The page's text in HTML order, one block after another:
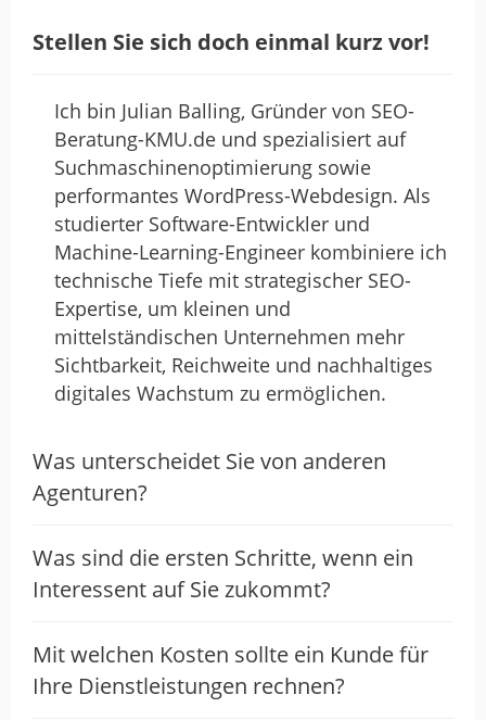
Stellen Sie sich doch einmal kurz vor!
Ich bin Julian Balling, Gründer von SEO-
Beratung-KMU.de und spezialisiert auf
Suchmaschinenoptimierung sowie
performantes WordPress-Webdesign. Als
studierter Software-Entwickler und
Machine-Learning-Engineer kombiniere ich
technische Tiefe mit strategischer SEO-
Expertise, um kleinen und
mittelständischen Unternehmen mehr
Sichtbarkeit, Reichweite und nachhaltiges
digitales Wachstum zu ermöglichen.
Was unterscheidet Sie von anderen
Agenturen?
Was sind die ersten Schritte, wenn ein
Interessent auf Sie zukommt?
Mit welchen Kosten sollte ein Kunde für
Ihre Dienstleistungen rechnen?